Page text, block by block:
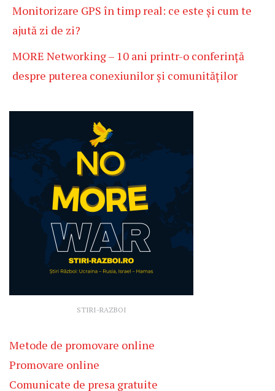
Monitorizare GPS în timp real: ce este și cum te
ajută zi de zi?
MORE Networking – 10 ani printr-o conferință
despre puterea conexiunilor și comunităților
STIRI-RAZBOI
Metode de promovare online
Promovare online
Comunicate de presa gratuite